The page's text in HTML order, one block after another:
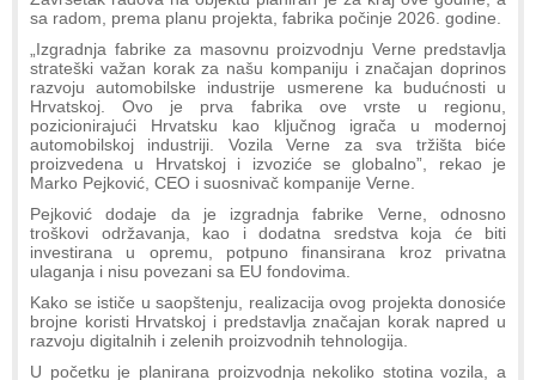
sa radom, prema planu projekta, fabrika počinje 2026. godine.
„Izgradnja fabrike za masovnu proizvodnju Verne predstavlja
strateški važan korak za našu kompaniju i značajan doprinos
razvoju automobilske industrije usmerene ka budućnosti u
Hrvatskoj. Ovo je prva fabrika ove vrste u regionu,
pozicionirajući Hrvatsku kao ključnog igrača u modernoj
automobilskoj industriji. Vozila Verne za sva tržišta biće
proizvedena u Hrvatskoj i izvoziće se globalno”, rekao je
Marko Pejković, CEO i suosnivač kompanije Verne.
Pejković dodaje da je izgradnja fabrike Verne, odnosno
troškovi održavanja, kao i dodatna sredstva koja će biti
investirana u opremu, potpuno finansirana kroz privatna
ulaganja i nisu povezani sa EU fondovima.
Kako se ističe u saopštenju, realizacija ovog projekta donosiće
brojne koristi Hrvatskoj i predstavlja značajan korak napred u
razvoju digitalnih i zelenih proizvodnih tehnologija.
U početku je planirana proizvodnja nekoliko stotina vozila, a